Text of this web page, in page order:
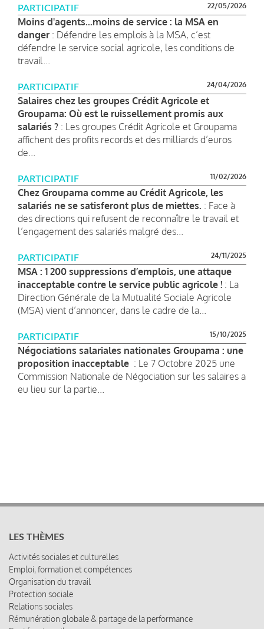
PARTICIPATIF 22/05/2026
Moins d'agents...moins de service : la MSA en
danger : Défendre les emplois à la MSA, c’est
défendre le service social agricole, les conditions de
travail...
PARTICIPATIF 24/04/2026
Salaires chez les groupes Crédit Agricole et
Groupama: Où est le ruissellement promis aux
salariés ? : Les groupes Crédit Agricole et Groupama
affichent des profits records et des milliards d’euros
de...
PARTICIPATIF 11/02/2026
Chez Groupama comme au Crédit Agricole, les
salariés ne se satisferont plus de miettes. : Face à
des directions qui refusent de reconnaître le travail et
l’engagement des salariés malgré des...
PARTICIPATIF 24/11/2025
MSA : 1 200 suppressions d’emplois, une attaque
inacceptable contre le service public agricole ! : La
Direction Générale de la Mutualité Sociale Agricole
(MSA) vient d’annoncer, dans le cadre de la...
PARTICIPATIF 15/10/2025
Négociations salariales nationales Groupama : une
proposition inacceptable : Le 7 Octobre 2025 une
Commission Nationale de Négociation sur les salaires a
eu lieu sur la partie...
LES THÈMES
Activités sociales et culturelles
Emploi, formation et compétences
Organisation du travail
Protection sociale
Relations sociales
Rémunération globale & partage de la performance